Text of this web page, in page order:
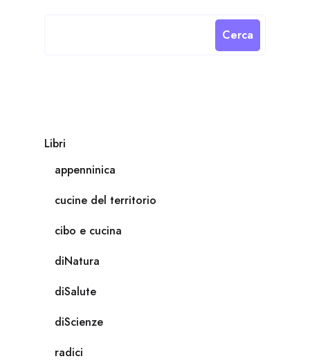
Cerca
Libri
appenninica
cucine del territorio
cibo e cucina
diNatura
diSalute
diScienze
radici